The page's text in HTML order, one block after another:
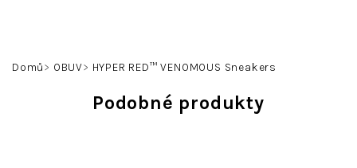
Domů OBUV HYPER RED™ VENOMOUS Sneakers
Podobné produkty